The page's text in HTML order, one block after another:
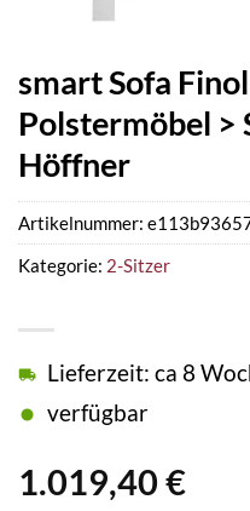
smart Sofa
Polstermöbel >
Höffner
1.019,40 €
Lieferzeit: ca 8
verfügbar
Artikelnummer:
Kategorie: 2-Sitzer